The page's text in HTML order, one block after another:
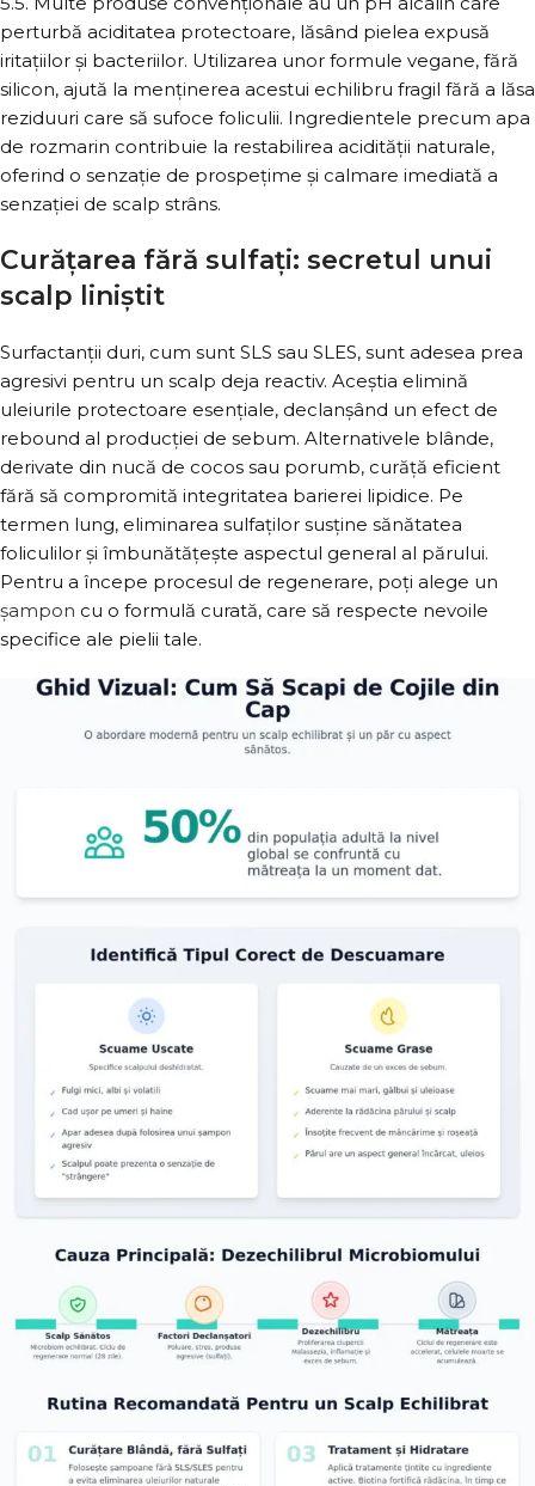
perturbă aciditatea protectoare, lăsând pielea expusă
iritațiilor și bacteriilor. Utilizarea unor formule vegane, fără
silicon, ajută la menținerea acestui echilibru fragil fără a lăsa
reziduuri care să sufoce foliculii. Ingredientele precum apa
de rozmarin contribuie la restabilirea acidității naturale,
oferind o senzație de prospețime și calmare imediată a
senzației de scalp strâns.
Curățarea fără sulfați: secretul unui
scalp liniștit
Surfactanții duri, cum sunt SLS sau SLES, sunt adesea prea
agresivi pentru un scalp deja reactiv. Aceștia elimină
uleiurile protectoare esențiale, declanșând un efect de
rebound al producției de sebum. Alternativele blânde,
derivate din nucă de cocos sau porumb, curăță eficient
fără să compromită integritatea barierei lipidice. Pe
termen lung, eliminarea sulfaților susține sănătatea
foliculilor și îmbunătățește aspectul general al părului.
Pentru a începe procesul de regenerare, poți alege un
șampon cu o formulă curată, care să respecte nevoile
specifice ale pielii tale.